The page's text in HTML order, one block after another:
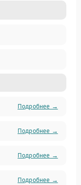
Подробнее →
Подробнее →
Подробнее →
Подробнее →